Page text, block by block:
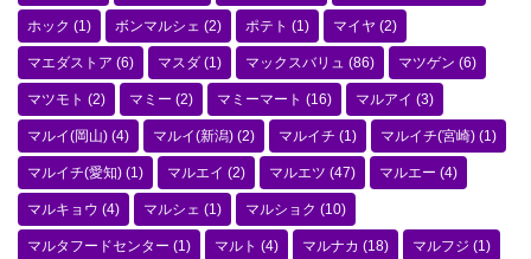
ホック (1) ボンマルシェ (2) ポテト (1) マイヤ (2)
マエダストア (6) マスダ (1) マックスバリュ (86) マツゲン (6)
マツモト (2) マミー (2) マミーマート (16) マルアイ (3)
マルイ(岡山) (4) マルイ(新潟) (2) マルイチ (1) マルイチ(宮崎) (1)
マルイチ(愛知) (1) マルエイ (2) マルエツ (47) マルエー (4)
マルキョウ (4) マルシェ (1) マルショク (10)
マルタフードセンター (1) マルト (4) マルナカ (18) マルフジ (1)